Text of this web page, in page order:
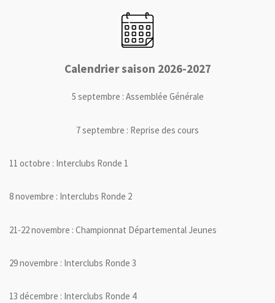
Calendrier saison 2026-2027
5 septembre : Assemblée Générale
7 septembre : Reprise des cours
11 octobre : Interclubs Ronde 1
8 novembre : Interclubs Ronde 2
21-22 novembre : Championnat Départemental Jeunes
29 novembre : Interclubs Ronde 3
13 décembre : Interclubs Ronde 4